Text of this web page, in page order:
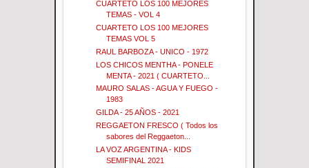
CUARTETO LOS 100 MEJORES
TEMAS - VOL 4
CUARTETO LOS 100 MEJORES
TEMAS VOL 5
RAUL BARBOZA - UNICO - 1972
LOS CHICOS MENTHA - PONELE
MENTA - 2021 ( CUARTETO...
MAURO SALAS - AGUA Y FUEGO -
1983
GILDA - 25 AÑOS - 2021
REGGAETON FRESCO ( Todos los
sabores del Reggaeton...
LA VOZ ARGENTINA - KIDS
SEMIFINAL 2021